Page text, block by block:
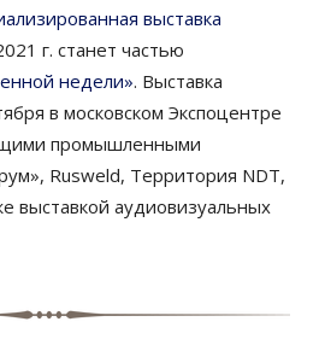
выставка
г. станет частью
недели». Выставка
в московском Экспоцентре
промышленными
Rusweld, Территория NDT,
выставкой аудиовизуальных